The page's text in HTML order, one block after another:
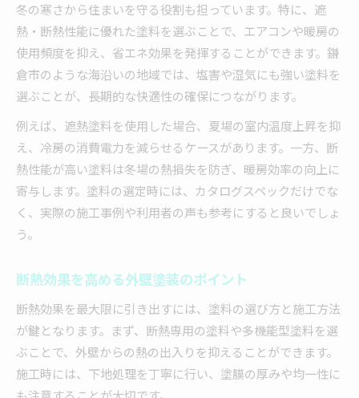
冬の寒さから住まいを守る役割も担っています。特に、遮
熱・断熱性能に優れた塗料を選ぶことで、エアコンや暖房の
使用頻度を抑え、省エネ効果を発揮することができます。鎌
倉市のような海沿いの地域では、塩害や湿気にも強い塗料を
選ぶことが、長期的な快適性の確保につながります。
例えば、遮熱塗料を使用した場合、夏場の室内温度上昇を抑
え、冷房の消費電力を減らせるケースがあります。一方、断
熱性能が高い塗料は冬場の熱損失を防ぎ、暖房効率の向上に
寄与します。塗料の選定時には、カタログスペックだけでな
く、実際の施工事例や利用者の声も参考にすると良いでしょ
う。
断熱効果を高める外壁塗装のポイント
断熱効果を最大限に引き出すには、塗料の選び方と施工方法
が鍵となります。まず、断熱専用の塗料や多機能型塗料を選
ぶことで、外壁からの熱の出入りを抑えることができます。
施工時には、下地処理を丁寧に行い、塗膜の厚みや均一性に